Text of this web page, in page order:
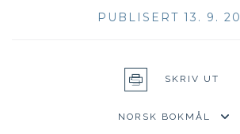
PUBLISERT 13. 9.
SKRIV UT